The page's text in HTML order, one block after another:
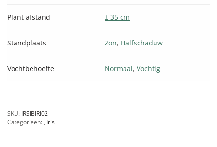
Plant afstand ± 35 cm
Standplaats Zon, Halfschaduw
Vochtbehoefte Normaal,Vochtig
SKU: IRSIBIRI02
Categorieën: , Iris